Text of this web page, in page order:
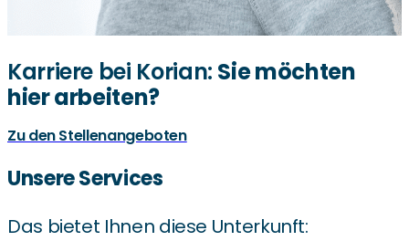
Karriere bei Korian: Sie möchten
hier arbeiten?
Zu den Stellenangeboten
Unsere Services
Das bietet Ihnen diese Unterkunft: